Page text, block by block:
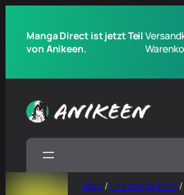
Manga Direct ist jetzt Teil
von Anikeen.
Start/ Unkategorisiert/